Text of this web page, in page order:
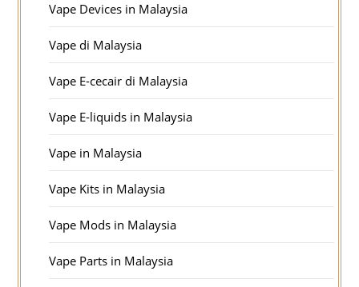
Vape Devices in Malaysia
Vape di Malaysia
Vape E-cecair di Malaysia
Vape E-liquids in Malaysia
Vape in Malaysia
Vape Kits in Malaysia
Vape Mods in Malaysia
Vape Parts in Malaysia